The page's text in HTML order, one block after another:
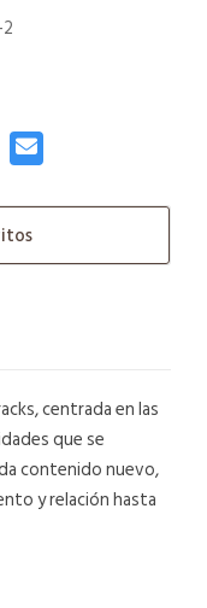
centrada en las
que se
contenido nuevo,
y relación hasta